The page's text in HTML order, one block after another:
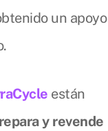
un apoyo
están
repara y revende